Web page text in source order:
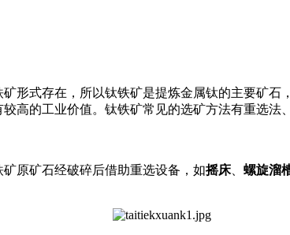
矿形式存在，所以钛铁矿是提炼金属钛的主要矿
高的工业价值。钛铁矿常见的选矿方法有重选法
原矿石经破碎后借助重选设备，如摇床、 螺旋溜